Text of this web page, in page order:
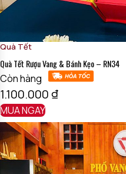
Quà Tết
Quà Tết Rượu Vang & Bánh Kẹo – RN34
Còn hàng
1.100.000₫
MUA NGAY